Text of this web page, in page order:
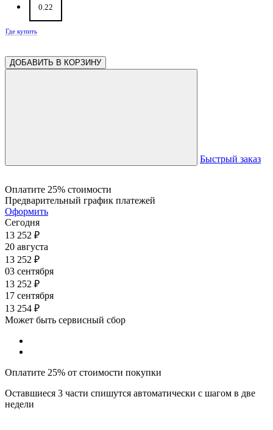
0.22
Где купить
ДОБАВИТЬ В КОРЗИНУ
Быстрый заказ
Оплатите 25% стоимости
Предварительный график платежей
Оформить
Сегодня
13 252 ₽
20 августа
13 252 ₽
03 сентября
13 252 ₽
17 сентября
13 254 ₽
Может быть сервисный сбор
Оплатите 25% от стоимости покупки
Оставшиеся 3 части спишутся автоматически с шагом в две
недели